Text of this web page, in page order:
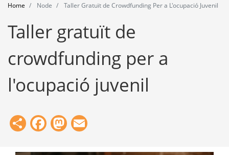
Tools
Home Node Taller Gratuït de Crowdfunding Per a L'ocupació Juvenil
Taller gratuït de
crowdfunding per a
l'ocupació juvenil
ShareFacebook
Mastodon